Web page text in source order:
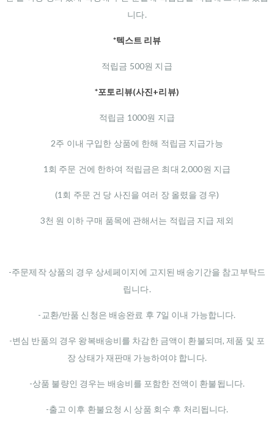
니다.
*텍스트 리뷰
적립금 500원 지급
*포토리뷰(사진+리뷰)
적립금 1000원 지급
2주 이내 구입한 상품에 한해 적립금 지급가능
1회 주문 건에 한하여 적립금은 최대 2,000원 지급
(1회 주문 건 당 사진을 여러 장 올렸을 경우)
3천 원 이하 구매 품목에 관해서는 적립금 지급 제외
-주문제작 상품의 경우 상세페이지에 고지된 배송기간을 참고부탁드
립니다.
-교환/반품 신청은 배송완료 후 7일 이내 가능합니다.
-변심 반품의 경우 왕복배송비를 차감한 금액이 환불되며, 제품 및 포
장 상태가 재판매 가능하여야 합니다.
-상품 불량인 경우는 배송비를 포함한 전액이 환불됩니다.
-출고 이후 환불요청 시 상품 회수 후 처리됩니다.